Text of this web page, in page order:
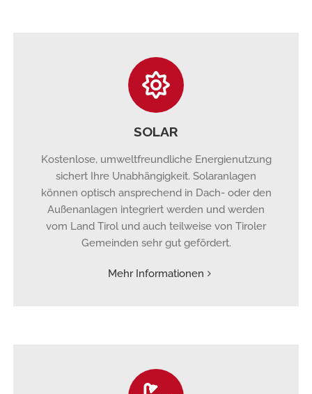
SOLAR
Kostenlose, umweltfreundliche Energienutzung
sichert Ihre Unabhängigkeit. Solaranlagen
können optisch ansprechend in Dach- oder den
Außenanlagen integriert werden und werden
vom Land Tirol und auch teilweise von Tiroler
Gemeinden sehr gut gefördert.
Mehr Informationen